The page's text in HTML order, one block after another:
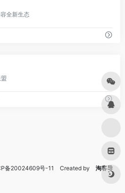
全新生态
备20024609号-11 Created by
淘客导